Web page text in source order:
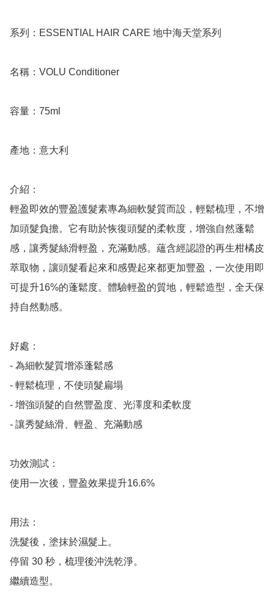
系列：ESSENTIAL HAIR CARE 地中海天堂系列
名稱：VOLU Conditioner
容量：75ml
產地：意大利
介紹：
輕盈即效的豐盈護髮素專為細軟髮質而設，輕鬆梳理，不增
加頭髮負擔。它有助於恢復頭髮的柔軟度，增強自然蓬鬆
感，讓秀髮絲滑輕盈，充滿動感。蘊含經認證的再生柑橘皮
萃取物，讓頭髮看起來和感覺起來都更加豐盈，一次使用即
可提升16%的蓬鬆度。體驗輕盈的質地，輕鬆造型，全天保
持自然動感。
好處：
- 為細軟髮質增添蓬鬆感
- 輕鬆梳理，不使頭髮扁塌
- 增強頭髮的自然豐盈度、光澤度和柔軟度
- 讓秀髮絲滑、輕盈、充滿動感
功效測試：
使用一次後，豐盈效果提升16.6%
用法：
洗髮後，塗抹於濕髮上。
停留 30 秒，梳理後沖洗乾淨。
繼續造型。